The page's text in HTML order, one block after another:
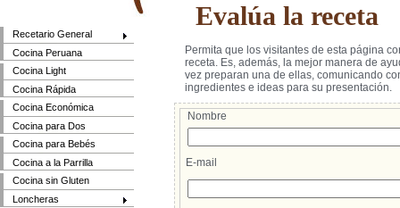
Recetario General
Cocina Peruana
Cocina Light
Cocina Rápida
Cocina Económica
Cocina para Dos
Cocina para Bebés
Cocina a la Parrilla
Cocina sin Gluten
Loncheras
Evalúa la receta
Permita que los visitantes de esta página
receta. Es, además, la mejor manera de
vez preparan una de ellas, comunicando
ingredientes e ideas para su presentación.
Nombre
E-mail